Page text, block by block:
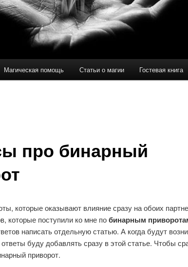
Магическая помощь Статьи о магии Гостевая книга
про бинарный
которые оказывают влияние сразу на обоих
которые поступили ко мне побинарным
написать отдельную статью. А когда будут
буду добавлять сразу в этой статье. Чтобы
приворот.